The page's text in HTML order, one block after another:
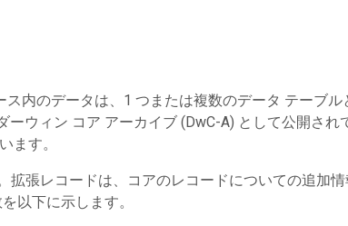
内のデータは、1 つまたは複数のデータ テーブル
ウィン コア アーカイブ (DwC-A) として公開され
ます。
拡張レコードは、コアのレコードについての追加
以下に示します。